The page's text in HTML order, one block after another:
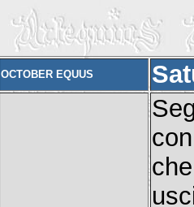
OCTOBER EQUUS